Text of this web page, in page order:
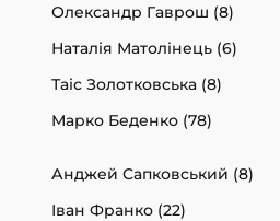
Олександр Гаврош (8)
Наталія Матолінець (6)
Таіс Золотковська (8)
Марко Беденко (78)
Анджей Сапковський (8)
Іван Франко (22)